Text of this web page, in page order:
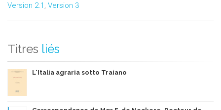
Version 2.1 , Version 3
Titres liés
L'Italia agraria sotto Traiano